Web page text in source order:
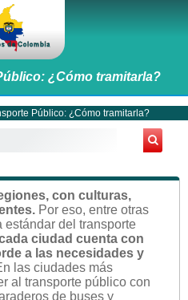
¿Cómo tramitarla?
Público: ¿Cómo tramitarla?
con culturas,
Por eso, entre otras
estándar del transporte
ciudad cuenta con
a las necesidades y
las ciudades más
al transporte público con
de buses y